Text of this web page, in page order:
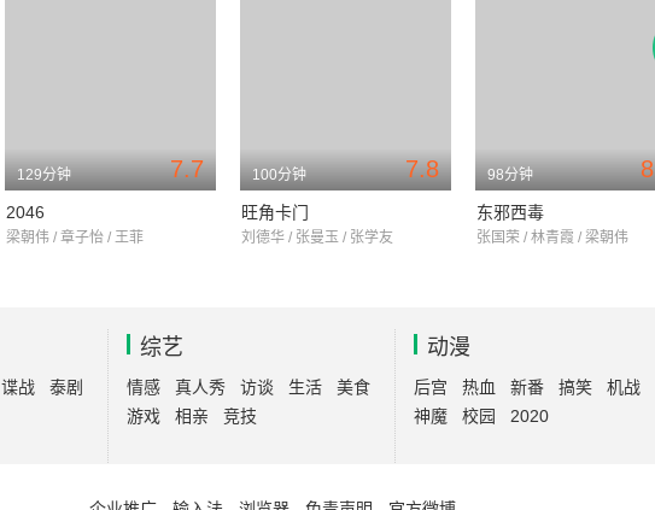
7.7
129分钟
2046
梁朝伟 / 章子怡 / 王菲
7.8
100分钟
旺角卡门
刘德华 / 张曼玉 / 张学友
98分钟
东邪西毒
张国荣 / 林青霞 / 梁朝伟
谍战
泰剧
综艺
情感 真人秀 访谈 生活
美食
游戏
相亲 竞技
动漫
后宫 热血 新番 搞笑
机战
神魔
校园 2020